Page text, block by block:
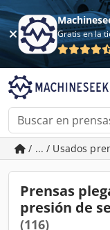
/ ... / Usados
Prensas
presión de
(116)